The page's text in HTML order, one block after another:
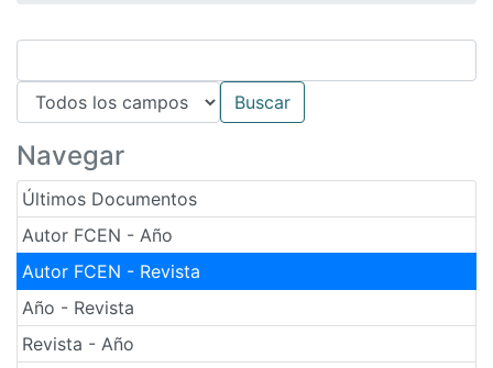
Navegar
Últimos Documentos
Autor FCEN - Año
Autor FCEN - Revista
Año - Revista
Revista - Año